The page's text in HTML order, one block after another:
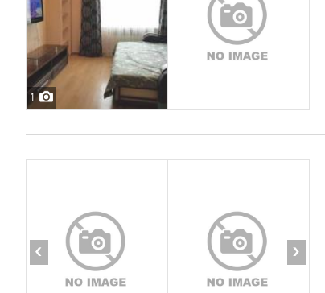
1
‹ ›